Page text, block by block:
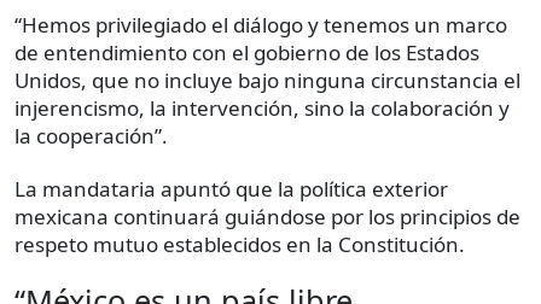
“Hemos privilegiado el diálogo y tenemos un marco
de entendimiento con el gobierno de los Estados
Unidos, que no incluye bajo ninguna circunstancia el
injerencismo, la intervención, sino la colaboración y
la cooperación”.
La mandataria apuntó que la política exterior
mexicana continuará guiándose por los principios de
respeto mutuo establecidos en la Constitución.